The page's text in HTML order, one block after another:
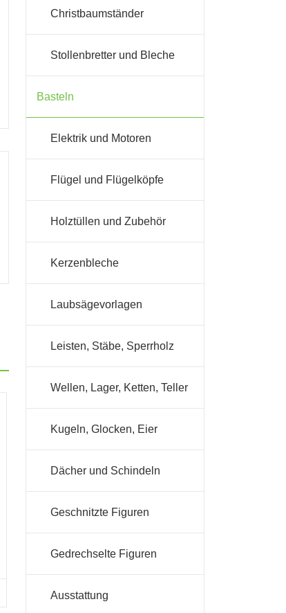
Christbaumständer
Stollenbretter und Bleche
Basteln
Elektrik und Motoren
Flügel und Flügelköpfe
Holztüllen und Zubehör
Kerzenbleche
Laubsägevorlagen
Leisten, Stäbe, Sperrholz
Wellen, Lager, Ketten, Teller
Kugeln, Glocken, Eier
Dächer und Schindeln
Geschnitzte Figuren
Gedrechselte Figuren
Ausstattung